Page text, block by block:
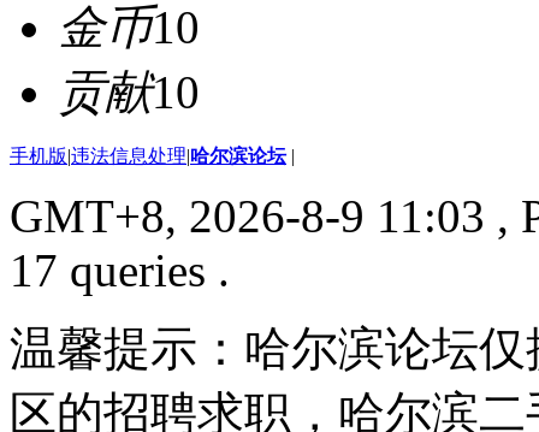
金币10
贡献10
手机版|违法信息处理|哈尔滨论坛 |
GMT+8, 2026-8-9 11:03 ,
17 queries .
温馨提示：哈尔滨论坛
区的招聘求职，哈尔滨